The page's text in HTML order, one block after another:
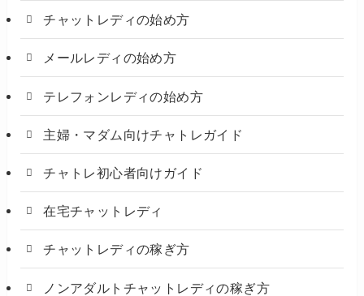
チャットレディの始め方
メールレディの始め方
テレフォンレディの始め方
主婦・マダム向けチャトレガイド
チャトレ初心者向けガイド
在宅チャットレディ
チャットレディの稼ぎ方
ノンアダルトチャットレディの稼ぎ方